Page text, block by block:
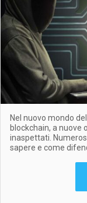
Nel nuovo mondo
blockchain, a nuove
inaspettati.
sapere e come